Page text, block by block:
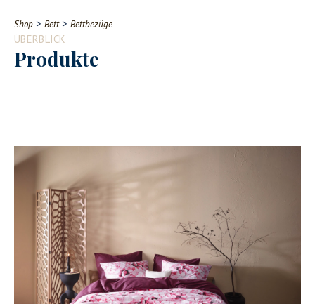
Contact
Shop > Bett> Bettbezüge
ÜBERBLICK
Produkte